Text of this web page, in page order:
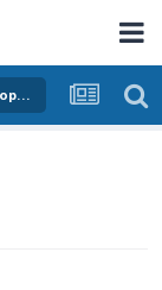
Покупка и продажа телекоммуникационного оборудования